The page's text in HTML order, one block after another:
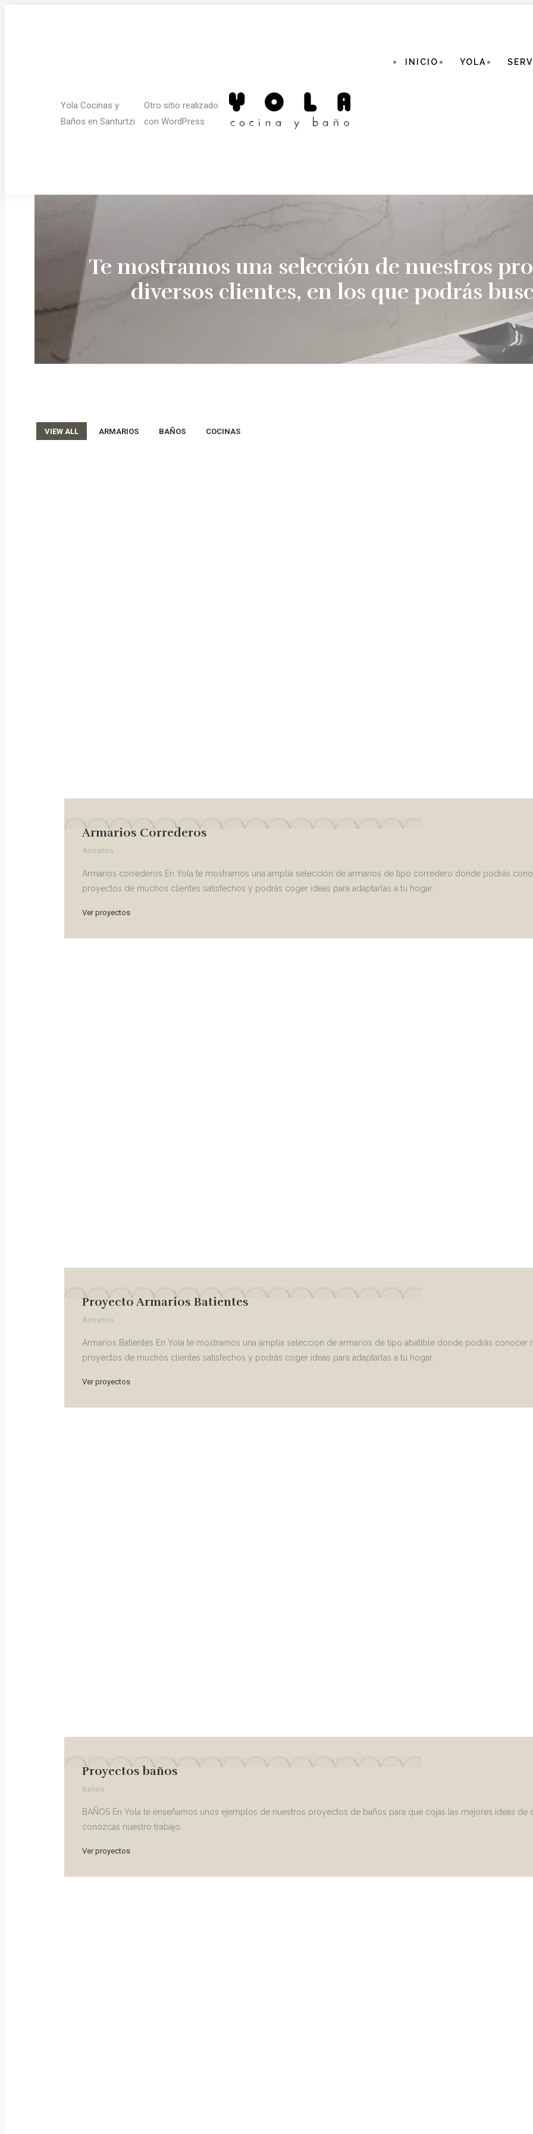
Yola Cocinas y
Baños en Santurtzi
Otro sitio realizado
con WordPress
INICIO YOLA
Te mostramos una selección de nuestros
diversos clientes, en los que podrás
VIEW ALL ARMARIOS BAÑOS COCINAS
Armarios Correderos
Armarios
Armarios correderos En Yola te mostramos una amplia selección de armarios de tipo corredero donde podrás
proyectos de muchos clientes satisfechos y podrás coger ideas para adaptarlas a tu hogar.
Ver proyectos
Proyecto Armarios Batientes
Armarios
Armarios Batientes En Yola te mostramos una amplia selección de armarios de tipo abatible donde podrás conocer
proyectos de muchos clientes satisfechos y podrás coger ideas para adaptarlas a tu hogar.
Ver proyectos
Proyectos baños
Baños
BAÑOS En Yola te enseñamos unos ejemplos de nuestros proyectos de baños para que cojas las mejores ideas de
conozcas nuestro trabajo.
Ver proyectos